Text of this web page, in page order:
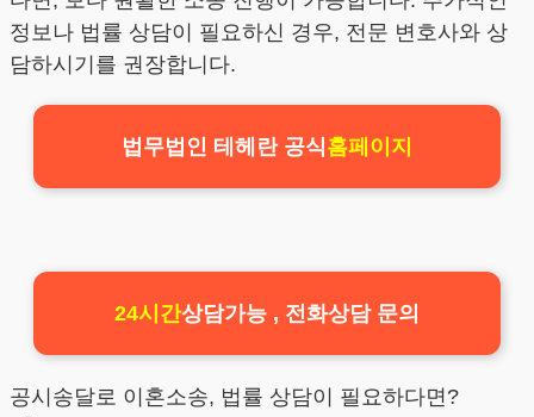
정보나 법률 상담이 필요하신 경우, 전문 변호사와 상
담하시기를 권장합니다.
법무법인 테헤란 공식홈페이지
24시간상담가능 , 전화상담 문의
공시송달로 이혼소송, 법률 상담이 필요하다면?